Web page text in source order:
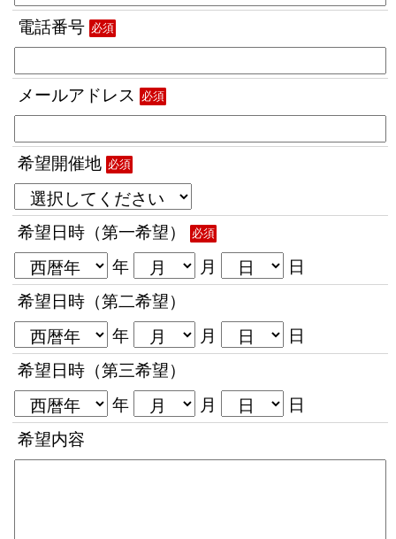
電話番号 必須
メールアドレス 必須
希望開催地 必須
希望日時（第一希望） 必須
年 月
日
希望日時（第二希望）
年
月
日
希望日時（第三希望）
年
月
日
希望内容